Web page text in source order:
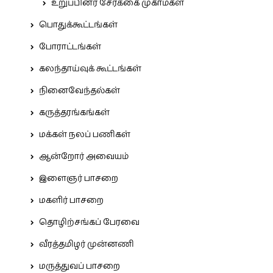
உறுப்பினர் சேர்க்கை முகாம்கள்
பொதுக்கூட்டங்கள்
போராட்டங்கள்
கலந்தாய்வுக் கூட்டங்கள்
நினைவேந்தல்கள்
கருத்தரங்கங்கள்
மக்கள் நலப் பணிகள்
ஆன்றோர் அவையம்
இளைஞர் பாசறை
மகளிர் பாசறை
தொழிற்சங்கப் பேரவை
வீரத்தமிழர் முன்னணி
மருத்துவப் பாசறை